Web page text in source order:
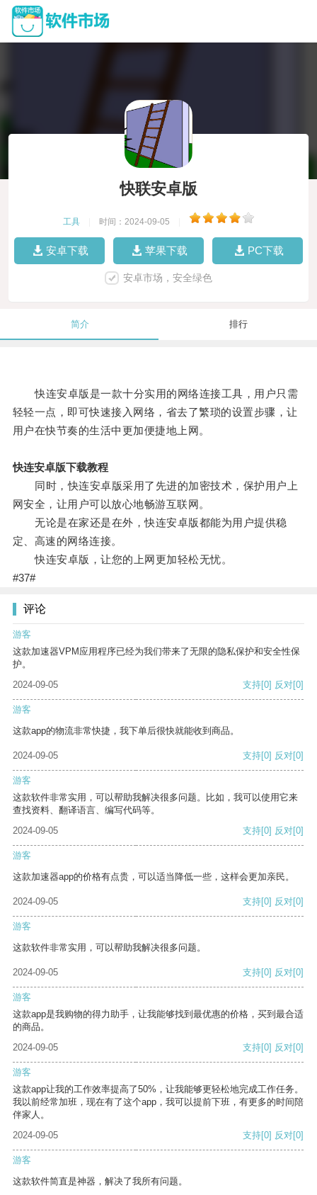
快联安卓版
工具 时间：2024-09-05
安卓下载 苹果下载 PC下载
安卓市场，安全绿色
简介 排行
快连安卓版是一款十分实用的网络连接工具，用户只需
轻轻一点，即可快速接入网络，省去了繁琐的设置步骤，让
用户在快节奏的生活中更加便捷地上网。
快连安卓版下载教程
同时，快连安卓版采用了先进的加密技术，保护用户上
网安全，让用户可以放心地畅游互联网。
无论是在家还是在外，快连安卓版都能为用户提供稳
定、高速的网络连接。
快连安卓版，让您的上网更加轻松无忧。
#37#
评论
游客
这款加速器VPM应用程序已经为我们带来了无限的隐私保护和安全性保
护。
2024-09-05
支持[0] 反对[0]
游客
这款app的物流非常快捷，我下单后很快就能收到商品。
2024-09-05 支持[0] 反对[0]
游客
这款软件非常实用，可以帮助我解决很多问题。比如，我可以使用它来
查找资料、翻译语言、编写代码等。
2024-09-05
支持[0] 反对[0]
游客
这款加速器app的价格有点贵，可以适当降低一些，这样会更加亲民。
2024-09-05 支持[0] 反对[0]
游客
这款软件非常实用，可以帮助我解决很多问题。
2024-09-05 支持[0] 反对[0]
游客
这款app是我购物的得力助手，让我能够找到最优惠的价格，买到最合适
的商品。
2024-09-05
支持[0] 反对[0]
游客
这款app让我的工作效率提高了50%，让我能够更轻松地完成工作任务。
我以前经常加班，现在有了这个app，我可以提前下班，有更多的时间陪
伴家人。
2024-09-05
支持[0] 反对[0]
游客
这款软件简直是神器，解决了我所有问题。